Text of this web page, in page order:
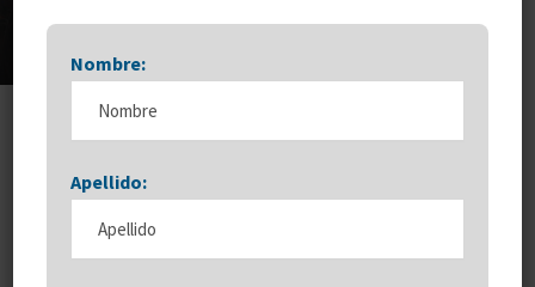
Nombre:
Apellido: